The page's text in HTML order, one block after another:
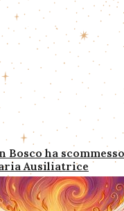
Bosco ha
Ausiliatrice